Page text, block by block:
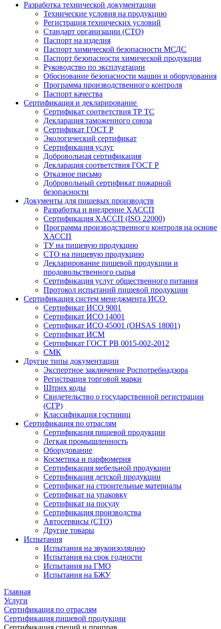
Разработка технической документации
Технические условия на продукцию
Регистрация технических условий
Стандарт организации (СТО)
Паспорт на изделия
Паспорт химической безопасности МСДС
Паспорт безопасности химической продукции
Руководство по эксплуатации
Обоснование безопасности машин и оборудования
Программа производственного контроля
Паспорт качества
Сертификация и декларирование
Сертификат соответствия ТР ТС
Декларация таможенного союза
Сертификат ГОСТ Р
Экологический сертификат
Сертификация услуг
Добровольная сертификация
Декларация соответствия ГОСТ Р
Отказное письмо
Добровольный сертификат пожарной
безопасности
Документы для пищевых производств
Разработка и внедрение ХАССП
Сертификация ХАССП (ISO 22000)
Программа производственного контроля на основе
ХАССП
ТУ на пищевую продукцию
СТО на пищевую продукцию
Декларирование пищевой продукции и
продовольственного сырья
Сертификация услуг общественного питания
Протокол испытаний пищевой продукции
Сертификация систем менеджмента ИСО
Сертификат ИСО 9001
Сертификат ИСО 14001
Сертификат ИСО 45001 (OHSAS 18001)
Сертификат ИСМ
Сертификат ГОСТ РВ 0015-002-2012
СМК
Другие типы документации
Экспертное заключение Роспотребнадзора
Регистрация торговой марки
Штрих коды
Свидетельство о государственной регистрации
(СГР)
Классификация гостиниц
Сертификация по отраслям
Сертификация пищевой продукции
Легкая промышленность
Оборудование
Косметика и парфюмерия
Сертификация мебельной продукции
Сертификация детской продукции
Сертификат на строительные материалы
Сертификат на упаковку
Сертификат на посуду
Сертификация производства
Автосервисы (СТО)
Другие товары
Испытания
Испытания на звукоизоляцию
Испытания на срок годности
Испытания на ГМО
Испытания на БЖУ
Главная
Услуги
Сертификация по отраслям
Сертификация пищевой продукции
Сертификация специй и приправ